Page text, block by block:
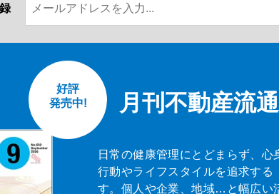
月刊不動産流通
好評
発売中!
日常の健康管理にとどまらず、
行動やライフスタイルを追求する
す。個人や企業、地域…と幅広い